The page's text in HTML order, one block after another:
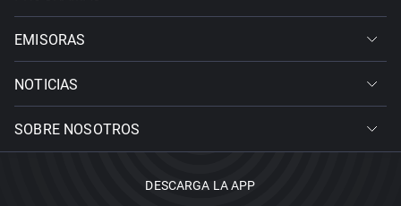
EMISORAS
NOTICIAS
SOBRE NOSOTROS
DESCARGA LA APP